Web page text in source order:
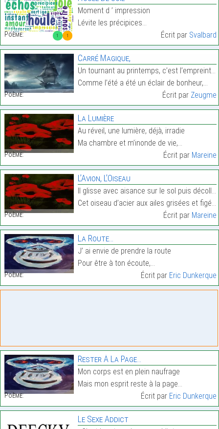
1 1
Poème:
Moment d ’ impression
Lévite les précipices…
Écrit par Svalbard
Poème:
Carré Magique,
Un tournant au printemps, c’est l’empreinte du tem
Comme l’été a été un éclair de bonheur,…
Écrit par Zeugme
Poème:
La Lumière
Au réveil, une lumière, déjà, irradie
Ma chambre et m’inonde de vie,…
Écrit par Mareine
Poème:
L’Avion, L’Oiseau
Il glisse avec aisance sur le sol puis décolle,
Cet oiseau d’acier aux ailes grisées et figées,…
Écrit par Mareine
Poème:
La Route…
J’ ai envie de prendre la route
Pour être à ton écoute,…
Écrit par Eric Dunkerque
Poème:
Rester À La Page…
Mon corps est en plein naufrage
Mais mon esprit reste à la page…
Écrit par Eric Dunkerque
Le Sexe Addict